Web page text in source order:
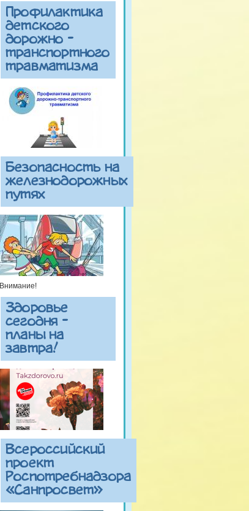
Профилактика
детского
дорожно -
транспортного
травматизма
Безопасность на
железнодорожных
путях
Внимание!
Здоровье
сегодня -
планы на
завтра!
Всероссийский
проект
Роспотребнадзора
«Санпросвет»